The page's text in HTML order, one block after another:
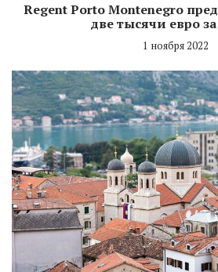
Regent Porto Montenegro
две тысячи евро
1 ноября 2022